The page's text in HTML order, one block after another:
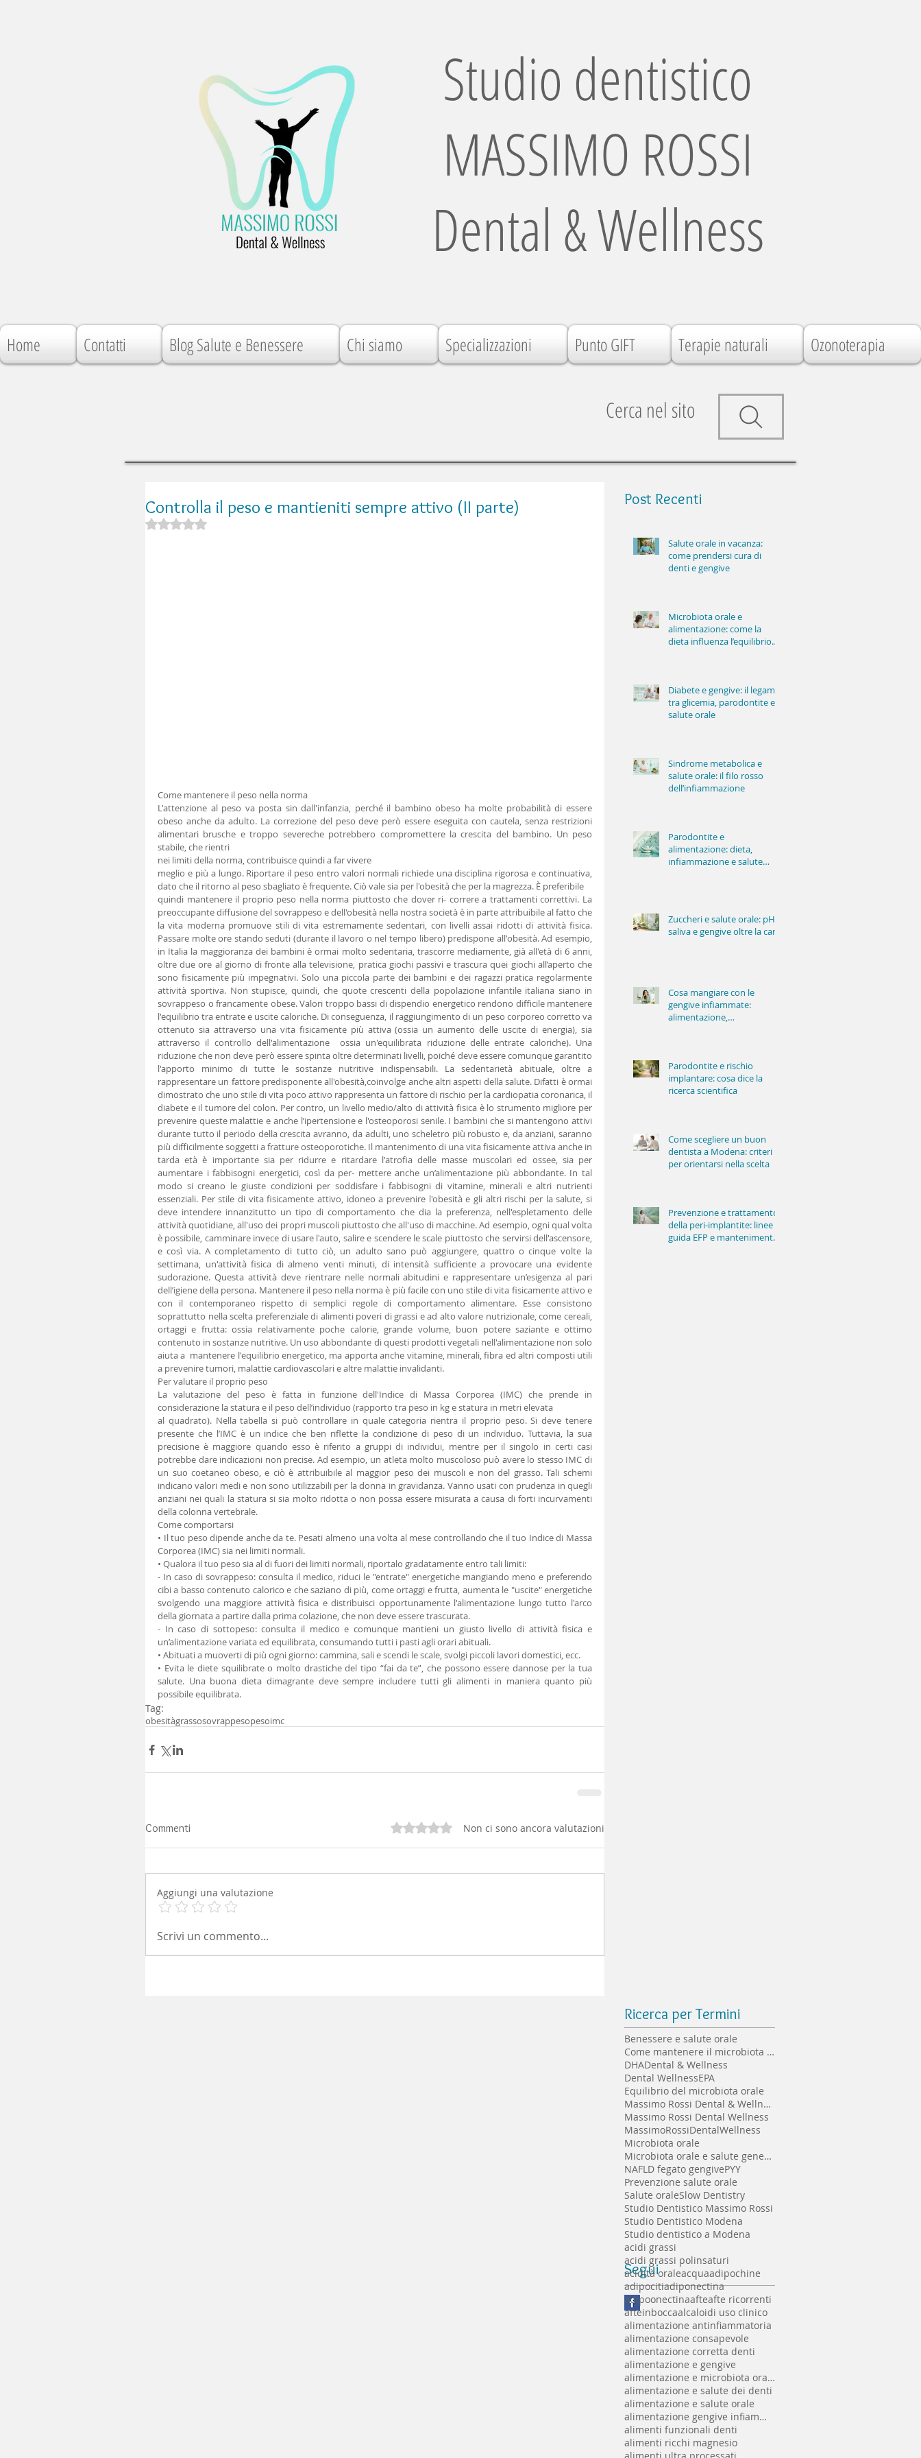
Studio dentistico
MASSIMO ROSSI
Dental & Wellness
Home Contatti Blog Salute e Benessere Chi siamo Specializzazioni Punto GIFT Terapie naturali Ozonoterapia
Cerca nel sito
Controlla il peso e mantieniti sempre attivo (II parte)
Valutazione NaN stelle su 5.
Come mantenere il peso nella norma
L'attenzione al peso va posta sin dall'infanzia, perché il bambino obeso ha molte probabilità di essere
obeso anche da adulto. La correzione del peso deve però essere eseguita con cautela, senza restrizioni
alimentari brusche e troppo severeche potrebbero compromettere la crescita del bambino. Un peso
stabile, che rientri
nei limiti della norma, contribuisce quindi a far vivere
meglio e più a lungo. Riportare il peso entro valori normali richiede una disciplina rigorosa e continuativa,
dato che il ritorno al peso sbagliato è frequente. Ciò vale sia per l'obesità che per la magrezza. È preferibile
quindi mantenere il proprio peso nella norma piuttosto che dover ri- correre a trattamenti correttivi. La
preoccupante diffusione del sovrappeso e dell'obesità nella nostra società è in parte attribuibile al fatto che
la vita moderna promuove stili di vita estremamente sedentari, con livelli assai ridotti di attività fisica.
Passare molte ore stando seduti (durante il lavoro o nel tempo libero) predispone all'obesità. Ad esempio,
in Italia la maggioranza dei bambini è ormai molto sedentaria, trascorre mediamente, già all'età di 6 anni,
oltre due ore al giorno di fronte alla televisione, pratica giochi passivi e trascura quei giochi all’aperto che
sono fisicamente più impegnativi. Solo una piccola parte dei bambini e dei ragazzi pratica regolarmente
attività sportiva. Non stupisce, quindi, che quote crescenti della popolazione infantile italiana siano in
sovrappeso o francamente obese. Valori troppo bassi di dispendio energetico rendono difficile mantenere
l'equilibrio tra entrate e uscite caloriche. Di conseguenza, il raggiungimento di un peso corporeo corretto va
ottenuto sia attraverso una vita fisicamente più attiva (ossia un aumento delle uscite di energia), sia
attraverso il controllo dell'alimentazione  ossia un'equilibrata riduzione delle entrate caloriche). Una
riduzione che non deve però essere spinta oltre determinati livelli, poiché deve essere comunque garantito
l'apporto minimo di tutte le sostanze nutritive indispensabili. La sedentarietà abituale, oltre a
rappresentare un fattore predisponente all'obesità,coinvolge anche altri aspetti della salute. Difatti è ormai
dimostrato che uno stile di vita poco attivo rappresenta un fattore di rischio per la cardiopatia coronarica, il
diabete e il tumore del colon. Per contro, un livello medio/alto di attività fisica è lo strumento migliore per
prevenire queste malattie e anche l’ipertensione e l'osteoporosi senile. I bambini che si mantengono attivi
durante tutto il periodo della crescita avranno, da adulti, uno scheletro più robusto e, da anziani, saranno
più difficilmente soggetti a fratture osteoporotiche. Il mantenimento di una vita fisicamente attiva anche in
tarda età è importante sia per ridurre e ritardare l'atrofia delle masse muscolari ed ossee, sia per
aumentare i fabbisogni energetici, così da per- mettere anche un’alimentazione più abbondante. In tal
modo si creano le giuste condizioni per soddisfare i fabbisogni di vitamine, minerali e altri nutrienti
essenziali. Per stile di vita fisicamente attivo, idoneo a prevenire l'obesità e gli altri rischi per la salute, si
deve intendere innanzitutto un tipo di comportamento che dia la preferenza, nell'espletamento delle
attività quotidiane, all'uso dei propri muscoli piuttosto che all'uso di macchine. Ad esempio, ogni qual volta
è possibile, camminare invece di usare l'auto, salire e scendere le scale piuttosto che servirsi dell'ascensore,
e così via. A completamento di tutto ciò, un adulto sano può aggiungere, quattro o cinque volte la
settimana, un'attività fisica di almeno venti minuti, di intensità sufficiente a provocare una evidente
sudorazione. Questa attività deve rientrare nelle normali abitudini e rappresentare un’esigenza al pari
dell’igiene della persona. Mantenere il peso nella norma è più facile con uno stile di vita fisicamente attivo e
con il contemporaneo rispetto di semplici regole di comportamento alimentare. Esse consistono
soprattutto nella scelta preferenziale di alimenti poveri di grassi e ad alto valore nutrizionale, come cereali,
ortaggi e frutta: ossia relativamente poche calorie, grande volume, buon potere saziante e ottimo
contenuto in sostanze nutritive. Un uso abbondante di questi prodotti vegetali nell'alimentazione non solo
aiuta a  mantenere l'equilibrio energetico, ma apporta anche vitamine, minerali, fibra ed altri composti utili
a prevenire tumori, malattie cardiovascolari e altre malattie invalidanti.
Per valutare il proprio peso
La valutazione del peso è fatta in funzione dell'Indice di Massa Corporea (IMC) che prende in
considerazione la statura e il peso dell’individuo (rapporto tra peso in kg e statura in metri elevata
al quadrato). Nella tabella si può controllare in quale categoria rientra il proprio peso. Si deve tenere
presente che l’IMC è un indice che ben riflette la condizione di peso di un individuo. Tuttavia, la sua
precisione è maggiore quando esso è riferito a gruppi di individui, mentre per il singolo in certi casi
potrebbe dare indicazioni non precise. Ad esempio, un atleta molto muscoloso può avere lo stesso IMC di
un suo coetaneo obeso, e ciò è attribuibile al maggior peso dei muscoli e non del grasso. Tali schemi
indicano valori medi e non sono utilizzabili per la donna in gravidanza. Vanno usati con prudenza in quegli
anziani nei quali la statura si sia molto ridotta o non possa essere misurata a causa di forti incurvamenti
della colonna vertebrale.
Come comportarsi
• Il tuo peso dipende anche da te. Pesati almeno una volta al mese controllando che il tuo Indice di Massa
Corporea (IMC) sia nei limiti normali.
• Qualora il tuo peso sia al di fuori dei limiti normali, riportalo gradatamente entro tali limiti:
- In caso di sovrappeso: consulta il medico, riduci le "entrate" energetiche mangiando meno e preferendo
cibi a basso contenuto calorico e che saziano di più, come ortaggi e frutta, aumenta le "uscite" energetiche
svolgendo una maggiore attività fisica e distribuisci opportunamente l'alimentazione lungo tutto l'arco
della giornata a partire dalla prima colazione, che non deve essere trascurata.
- In caso di sottopeso: consulta il medico e comunque mantieni un giusto livello di attività fisica e
un’alimentazione variata ed equilibrata, consumando tutti i pasti agli orari abituali.
• Abituati a muoverti di più ogni giorno: cammina, sali e scendi le scale, svolgi piccoli lavori domestici, ecc.
• Evita le diete squilibrate o molto drastiche del tipo “fai da te”, che possono essere dannose per la tua
salute. Una buona dieta dimagrante deve sempre includere tutti gli alimenti in maniera quanto più
possibile equilibrata.
Tag:
obesitàgrassosovrappesopesoimc
Commenti Valutazione 0 stelle su 5.Non ci sono ancora valutazioni
Aggiungi una valutazione
Scrivi un commento...
Post Recenti
Salute orale in vacanza:
come prendersi cura di
denti e gengive
Microbiota orale e
alimentazione: come la
dieta influenza l’equilibrio
Diabete e gengive: il legame
tra glicemia, parodontite e
salute orale
Sindrome metabolica e
salute orale: il filo rosso
dell’infiammazione
Parodontite e
alimentazione: dieta,
infiammazione e salute
Zuccheri e salute orale: pH,
saliva e gengive oltre la carie
Cosa mangiare con le
gengive infiammate:
alimentazione,
Parodontite e rischio
implantare: cosa dice la
ricerca scientifica
Come scegliere un buon
dentista a Modena: criteri
per orientarsi nella scelta
Prevenzione e trattamento
della peri-implantite: linee
guida EFP e mantenimento
Ricerca per Termini
Segui
Benessere e salute orale
Come mantenere il microbiota orale sano
DHADental & Wellness
Dental WellnessEPA
Equilibrio del microbiota orale
Massimo Rossi Dental & Wellness
Massimo Rossi Dental Wellness
MassimoRossiDentalWellness
Microbiota orale
Microbiota orale e salute generale
NAFLD fegato gengivePYY
Prevenzione salute orale
Salute oraleSlow Dentistry
Studio Dentistico Massimo Rossi
Studio Dentistico Modena
Studio dentistico a Modena
acidi grassi
acidi grassi polinsaturi
acidità oraleacquaadipochine
adipocitiadiponectina
adipoonectinaafteafte ricorrenti
afteinboccaalcaloidi uso clinico
alimentazione antinfiammatoria
alimentazione consapevole
alimentazione corretta denti
alimentazione e gengive
alimentazione e microbiota orale
alimentazione e salute dei denti
alimentazione e salute orale
alimentazione gengive infiammate
alimenti funzionali denti
alimenti ricchi magnesio